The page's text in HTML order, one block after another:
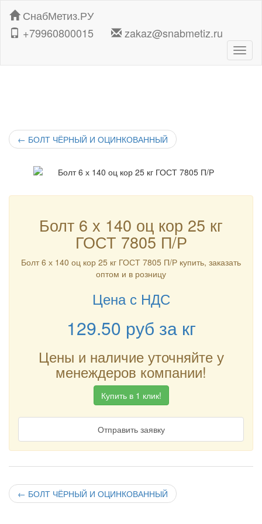
СнабМетиз.РУ
+79960800015
zakaz@snabmetiz.ru
← БОЛТ ЧЁРНЫЙ И ОЦИНКОВАННЫЙ
Болт 6 х 140 оц кор 25 кг
ГОСТ 7805 П/Р
Болт 6 х 140 оц кор 25 кг ГОСТ 7805 П/Р купить, заказать
оптом и в розницу
Цена с НДС
129.50 руб за кг
Цены и наличие уточняйте у
менеждеров компании!
Купить в 1 клик!
Отправить заявку
← БОЛТ ЧЁРНЫЙ И ОЦИНКОВАННЫЙ